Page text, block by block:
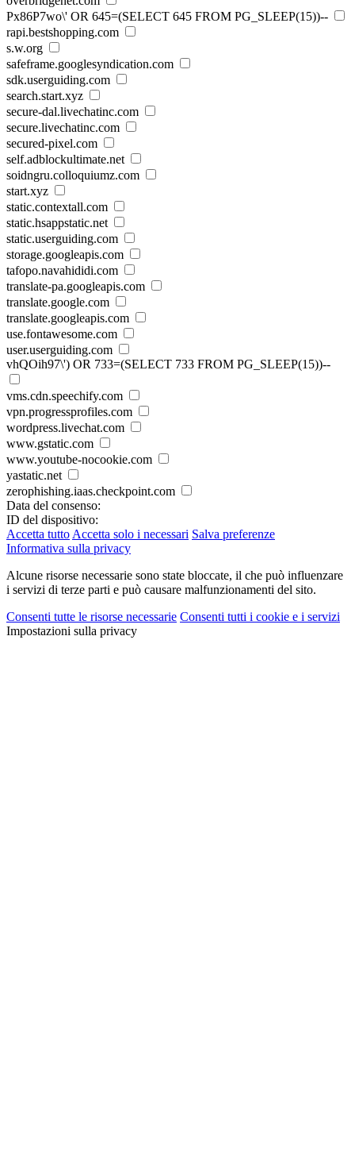
Px86P7wo\' OR 645=(SELECT 645 FROM PG_SLEEP(15))--
rapi.bestshopping.com
s.w.org
safeframe.googlesyndication.com
sdk.userguiding.com
search.start.xyz
secure-dal.livechatinc.com
secure.livechatinc.com
secured-pixel.com
self.adblockultimate.net
soidngru.colloquiumz.com
start.xyz
static.contextall.com
static.hsappstatic.net
static.userguiding.com
storage.googleapis.com
tafopo.navahididi.com
translate-pa.googleapis.com
translate.google.com
translate.googleapis.com
use.fontawesome.com
user.userguiding.com
vhQOih97\') OR 733=(SELECT 733 FROM PG_SLEEP(15))--
vms.cdn.speechify.com
vpn.progressprofiles.com
wordpress.livechat.com
www.gstatic.com
www.youtube-nocookie.com
yastatic.net
zerophishing.iaas.checkpoint.com
Data del consenso:
ID del dispositivo:
Accetta tutto Accetta solo i necessari Salva preferenze
Informativa sulla privacy
Alcune risorse necessarie sono state bloccate, il che può influenzare
i servizi di terze parti e può causare malfunzionamenti del sito.
Consenti tutte le risorse necessarie Consenti tutti i cookie e i servizi
Impostazioni sulla privacy